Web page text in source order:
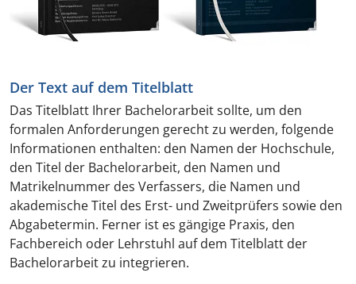
Der Text auf dem Titelblatt
Das Titelblatt Ihrer Bachelorarbeit sollte, um den
formalen Anforderungen gerecht zu werden, folgende
Informationen enthalten: den Namen der Hochschule,
den Titel der Bachelorarbeit, den Namen und
Matrikelnummer des Verfassers, die Namen und
akademische Titel des Erst- und Zweitprüfers sowie den
Abgabetermin. Ferner ist es gängige Praxis, den
Fachbereich oder Lehrstuhl auf dem Titelblatt der
Bachelorarbeit zu integrieren.